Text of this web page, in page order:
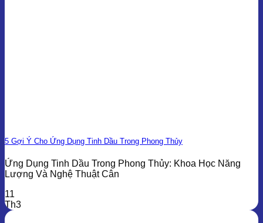
5 Gợi Ý Cho Ứng Dụng Tinh Dầu Trong Phong Thủy
Ứng Dụng Tinh Dầu Trong Phong Thủy: Khoa Học Năng
Lượng Và Nghệ Thuật Cân
11
Th3